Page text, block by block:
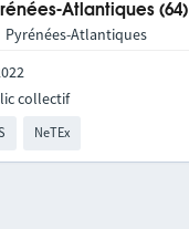
Atlantiques (64)
Pyrénées-Atlantiques
NeTEx
collectif